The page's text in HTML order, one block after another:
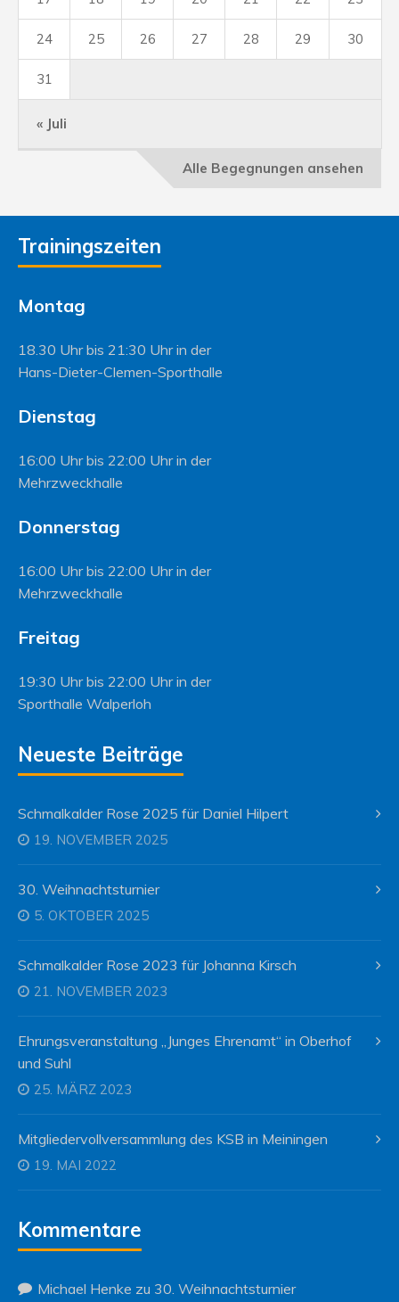
« Juli
24 25 26 27 28 29 30
31
Alle Begegnungen ansehen
Trainingszeiten
Montag
18.30 Uhr bis 21:30 Uhr in der
Hans-Dieter-Clemen-Sporthalle
Dienstag
16:00 Uhr bis 22:00 Uhr in der
Mehrzweckhalle
Donnerstag
16:00 Uhr bis 22:00 Uhr in der
Mehrzweckhalle
Freitag
19:30 Uhr bis 22:00 Uhr in der
Sporthalle Walperloh
Neueste Beiträge
Schmalkalder Rose 2025 für Daniel Hilpert
19. NOVEMBER 2025
30. Weihnachtsturnier
5. OKTOBER 2025
Schmalkalder Rose 2023 für Johanna Kirsch
21. NOVEMBER 2023
Ehrungsveranstaltung „Junges Ehrenamt“ in Oberhof
und Suhl
25. MÄRZ 2023
Mitgliedervollversammlung des KSB in Meiningen
19. MAI 2022
Kommentare
Michael Henke zu 30. Weihnachtsturnier